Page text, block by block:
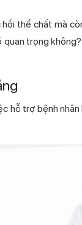
thể chất mà
quan trọng
trợ bệnh